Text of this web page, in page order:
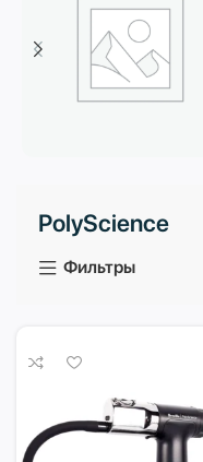
3 продукта
PolyScience
Фильтры